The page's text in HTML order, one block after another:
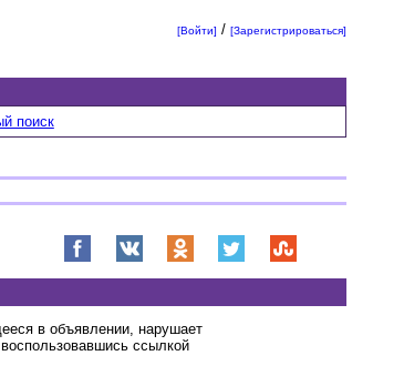
[Войти] /[Зарегистрироваться]
поиск
в объявлении, нарушает
ссылкой